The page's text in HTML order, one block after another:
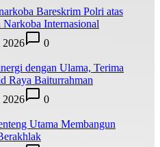
Bareskrim Polri atas
Narkoba Internasional
2026
0
dengan Ulama, Terima
Raya Baiturrahman
2026
0
Utama Membangun